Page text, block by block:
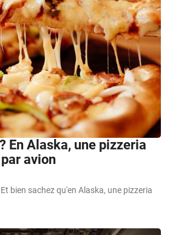
En Alaska, une pizzeria
avion
bien sachez qu'en Alaska, une pizzeria